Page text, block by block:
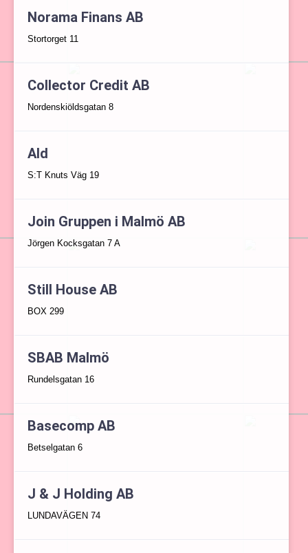
Norama Finans AB
Stortorget 11
Collector Credit AB
Nordenskiöldsgatan 8
Ald
S:T Knuts Väg 19
Join Gruppen i Malmö AB
Jörgen Kocksgatan 7 A
Still House AB
BOX 299
SBAB Malmö
Rundelsgatan 16
Basecomp AB
Betselgatan 6
J & J Holding AB
LUNDAVÄGEN 74